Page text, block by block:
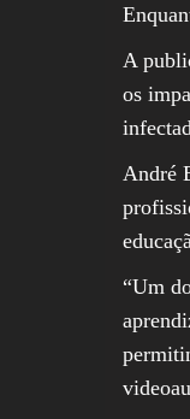
A
os
André
“Um